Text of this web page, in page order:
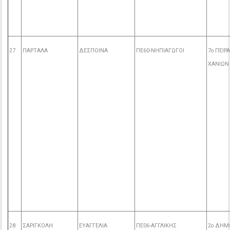
27 ΠΑΡΤΑΛΑ ΔΕΣΠΟΙΝΑ ΠΕ60-ΝΗΠΙΑΓΩΓΟΙ
7ο
ΧΑΝΙΩΝ
28 ΣΑΡΙΓΚΟΛΗ ΕΥΑΓΓΕΛΙΑ ΠΕ06-ΑΓΓΛΙΚΗΣ 2ο